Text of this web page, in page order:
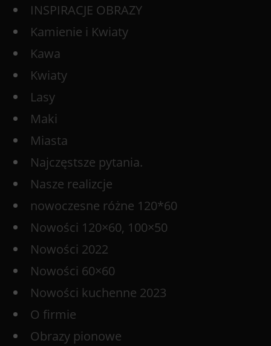
INSPIRACJE OBRAZY
Kamienie i Kwiaty
Kawa
Kwiaty
Lasy
Maki
Miasta
Najczęstsze pytania.
Nasze realizcje
nowoczesne różne 120*60
Nowości 120×60, 100×50
Nowości 2022
Nowości 60×60
Nowości kuchenne 2023
O firmie
Obrazy pionowe